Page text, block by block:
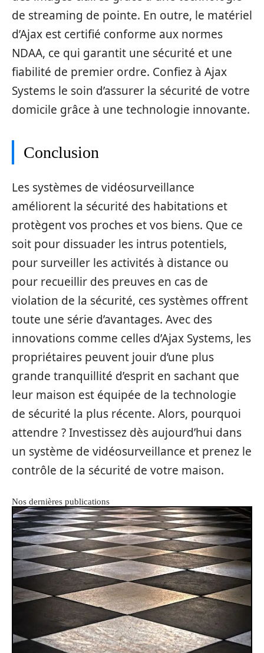
de streaming de pointe. En outre, le matériel
d’Ajax est certifié conforme aux normes
NDAA, ce qui garantit une sécurité et une
fiabilité de premier ordre. Confiez à Ajax
Systems le soin d’assurer la sécurité de votre
domicile grâce à une technologie innovante.
Conclusion
Les systèmes de vidéosurveillance
améliorent la sécurité des habitations et
protègent vos proches et vos biens. Que ce
soit pour dissuader les intrus potentiels,
pour surveiller les activités à distance ou
pour recueillir des preuves en cas de
violation de la sécurité, ces systèmes offrent
toute une série d’avantages. Avec des
innovations comme celles d’Ajax Systems, les
propriétaires peuvent jouir d’une plus
grande tranquillité d’esprit en sachant que
leur maison est équipée de la technologie
de sécurité la plus récente. Alors, pourquoi
attendre ? Investissez dès aujourd’hui dans
un système de vidéosurveillance et prenez le
contrôle de la sécurité de votre maison.
Nos dernières publications